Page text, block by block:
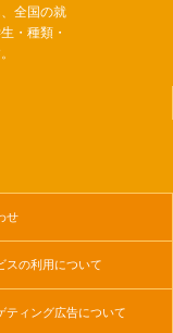
全国の就
・種類・
せ
スの利用について
ティング広告について